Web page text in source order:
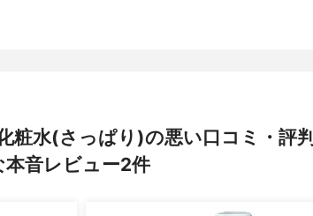
粧水(さっぱり)の悪い口コミ・評判
音レビュー2件